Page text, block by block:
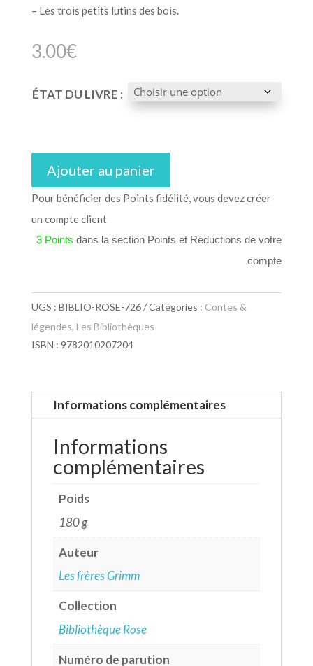
– Les trois petits lutins des bois.
3.00€
ÉTAT DU LIVRE :
Ajouter au panier
Pour bénéficier des Points fidélité, vous devez créer
un compte client
3 Points dans la section Points et Réductions de votre
compte
UGS : BIBLIO-ROSE-726 Catégories : Contes &
légendes, Les Bibliothèques
ISBN : 9782010207204
Informations complémentaires
Informations
complémentaires
Poids
180 g
Auteur
Les frères Grimm
Collection
Bibliothèque Rose
Numéro de parution